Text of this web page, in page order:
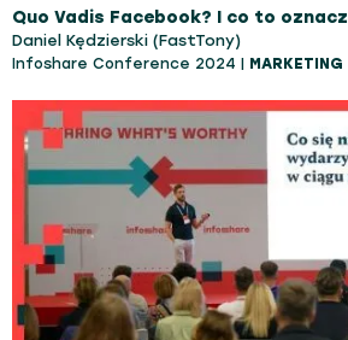
Daniel Kędzierski (FastTony)
Infoshare Conference 2024 | MARKETING